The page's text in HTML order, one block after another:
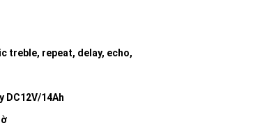
treble, repeat, delay, echo,
DC12V/14Ah